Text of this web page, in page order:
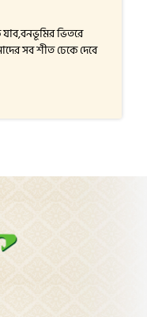
ভিতরে
সব শীত ঢেকে দেবে